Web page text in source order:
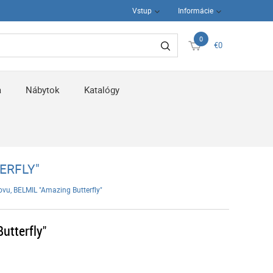
Vstup Informácie
0
€0
Nábytok Katalógy
BELMIL "Amazing Butterfly"